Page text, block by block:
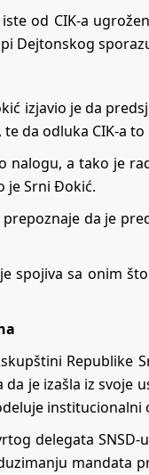
od CIK-a
Dejtonskog
izjavio je da
da odluka CIK-a
nalogu, a tako je
je Srni Đokić.
da je
spojiva sa onim
Republike
je izašla iz svoje
institucionalni
delegata
mandata